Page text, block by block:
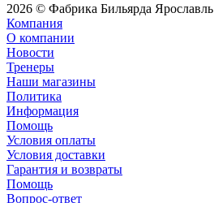
2026 © Фабрика Бильярда Ярославль
Компания
О компании
Новости
Тренеры
Наши магазины
Политика
Информация
Помощь
Условия оплаты
Условия доставки
Гарантия и возвраты
Помощь
Вопрос-ответ